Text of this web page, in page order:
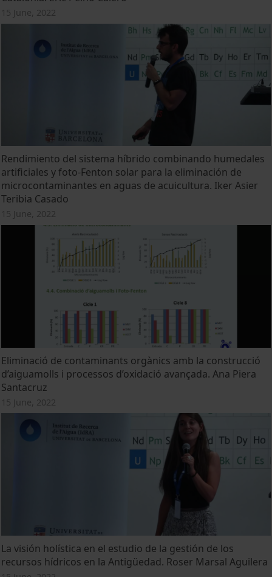
15 June, 2022
Rendimiento del sistema híbrido combinando humedales
artificiales y foto-Fenton solar para la eliminación de
microcontaminantes en aguas de acuicultura. Iker Asier
Teribia Casado
15 June, 2022
Eliminació de contaminants orgànics amb la construcció
d’aiguamolls i processos d’oxidació avançada. Ana Piera
Santacruz
15 June, 2022
La visión holística en el estudio de la gestión de los
recursos hídricos en la Antigüedad. Roser Marsal Aguilera